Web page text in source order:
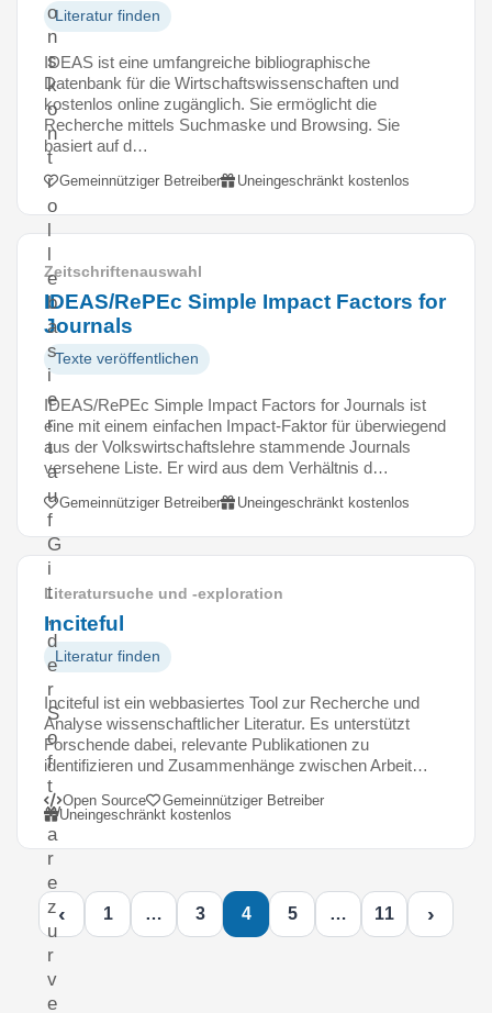
o
n
s
k
o
n
t
r
o
l
l
e
b
a
s
i
e
r
t
a
u
f
G
i
t
,
d
e
r
S
o
f
t
w
a
r
e
z
u
r
v
e
Literatur finden
IDEAS ist eine umfangreiche bibliographische
Datenbank für die Wirtschaftswissenschaften und
kostenlos online zugänglich. Sie ermöglicht die
Recherche mittels Suchmaske und Browsing. Sie
basiert auf d…
Gemeinnütziger Betreiber Uneingeschränkt kostenlos
Zeitschriftenauswahl
IDEAS/RePEc Simple Impact Factors for
Journals
Texte veröffentlichen
IDEAS/RePEc Simple Impact Factors for Journals ist
eine mit einem einfachen Impact-Faktor für überwiegend
aus der Volkswirtschaftslehre stammende Journals
versehene Liste. Er wird aus dem Verhältnis d…
Gemeinnütziger Betreiber Uneingeschränkt kostenlos
Literatursuche und -exploration
Inciteful
Literatur finden
Inciteful ist ein webbasiertes Tool zur Recherche und
Analyse wissenschaftlicher Literatur. Es unterstützt
Forschende dabei, relevante Publikationen zu
identifizieren und Zusammenhänge zwischen Arbeit…
Open Source
Gemeinnütziger Betreiber
Uneingeschränkt kostenlos
‹ 1 … 3 4 5 … 11 ›